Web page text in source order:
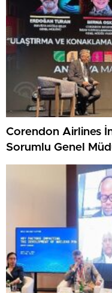
Corendon Airlines
Sorumlu Genel
“Z kuşağına
yapılan yatırımdır”